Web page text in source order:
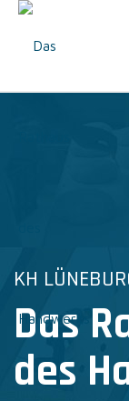
KH
Das
des